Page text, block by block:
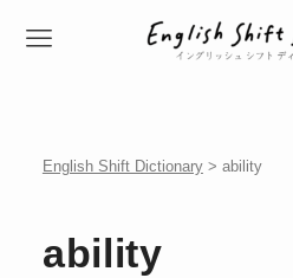
English Shift Dictionary> ability
ability